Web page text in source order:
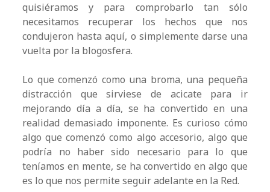
quisiéramos y para comprobarlo tan sólo
necesitamos recuperar los hechos que nos
condujeron hasta aquí, o simplemente darse una
vuelta por la blogosfera.
Lo que comenzó como una broma, una pequeña
distracción que sirviese de acicate para ir
mejorando día a día, se ha convertido en una
realidad demasiado imponente. Es curioso cómo
algo que comenzó como algo accesorio, algo que
podría no haber sido necesario para lo que
teníamos en mente, se ha convertido en algo que
es lo que nos permite seguir adelante en la Red.